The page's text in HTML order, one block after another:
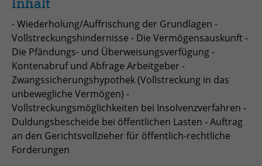
Inhalt
- Wiederholung/Auffrischung der Grundlagen -
Vollstreckungshindernisse - Die Vermögensauskunft -
Die Pfändungs- und Überweisungsverfügung -
Kontenabruf und Abfrage Arbeitgeber -
Zwangssicherungshypothek (Vollstreckung in das
unbewegliche Vermögen) -
Vollstreckungsmöglichkeiten bei Insolvenzverfahren -
Duldungsbescheide bei öffentlichen Lasten - Auftrag
an den Gerichtsvollzieher für öffentlich-rechtliche
Forderungen
Anbieter
Laufzeit Session
Zweck Login geschlossener Bereich
Name be_lastLoginProvider
Anbieter TYPO3
Laufzeit 1 Monat